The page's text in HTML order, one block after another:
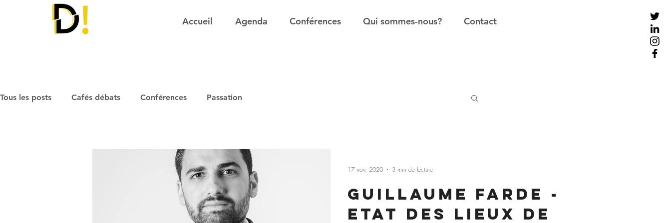
Accueil Agenda Conférences Qui sommes-nous? Contact
Tous les posts Cafés débats Conférences Passation
Guillaume Farde -
Etat des lieux de
17 nov. 2020 3 min de lecture